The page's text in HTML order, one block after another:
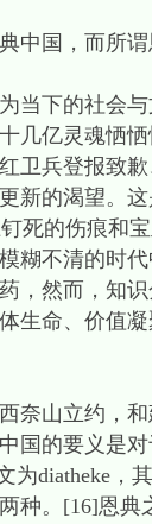
中国，而所
当下的社会
几亿灵魂恓
卫兵登报致
新的渴望。
死的伤痕和
糊不清的时
，然而，知
生命、价值
奈山立约，
国的要义是
diatheke，
种。[16]恩